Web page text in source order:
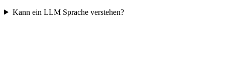
Kann ein LLM Sprache verstehen?